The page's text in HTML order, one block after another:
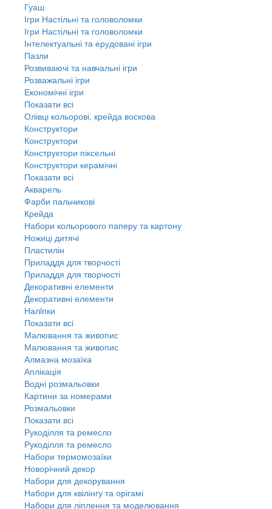
Гуаш
Ігри Настільні та головоломки
Ігри Настільні та головоломки
Інтелектуальні та ерудовані ігри
Пазли
Розвиваючі та навчальні ігри
Розважальні ігри
Економічні ігри
Показати всі
Олівці кольорові, крейда воскова
Конструктори
Конструктори
Конструктори піксельні
Конструктори керамічні
Показати всі
Акварель
Фарби пальчикові
Крейда
Набори кольорового паперу та картону
Ножиці дитячі
Пластилін
Приладдя для творчості
Приладдя для творчості
Декоративні елементи
Декоративні елементи
Налiпки
Показати всі
Малювання та живопис
Малювання та живопис
Алмазна мозаїка
Аплікація
Водні розмальовки
Картини за номерами
Розмальовки
Показати всі
Рукоділля та ремесло
Рукоділля та ремесло
Набори термомозаїки
Новорічний декор
Набори для декорування
Набори для квілінгу та орігамі
Набори для ліплення та моделювання